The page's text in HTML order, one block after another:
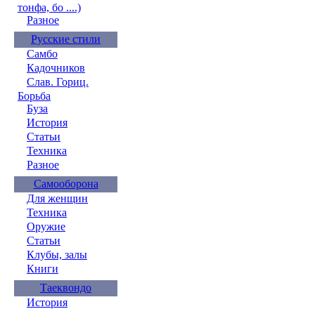
тонфа, бо ....)
Разное
Русские стили
Самбо
Кадочников
Слав. Гориц.
Борьба
Буза
История
Статьи
Техника
Разное
Самооборона
Для женщин
Техника
Оружие
Статьи
Клубы, залы
Книги
Таеквондо
История